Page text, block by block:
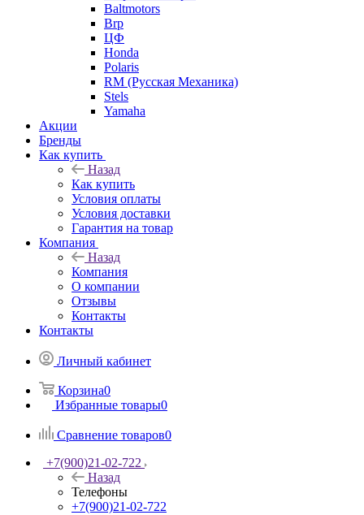
Baltmotors
Brp
ЦФ
Honda
Polaris
RM (Русская Механика)
Stels
Yamaha
Акции
Бренды
Как купить
Назад
Как купить
Условия оплаты
Условия доставки
Гарантия на товар
Компания
Назад
Компания
О компании
Отзывы
Контакты
Контакты
Личный кабинет
Корзина0
Избранные товары0
Сравнение товаров0
+7(900)21-02-722
Назад
Телефоны
+7(900)21-02-722